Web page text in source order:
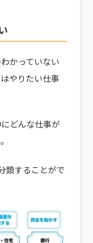
かっていない
やりたい仕事
どんな仕事が
類することがで